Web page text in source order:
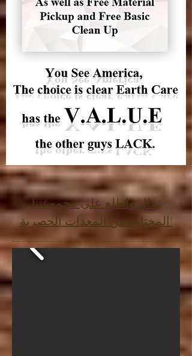
تعال واطلع على مجموعتنا
المختارة من المعدات الحصرية!